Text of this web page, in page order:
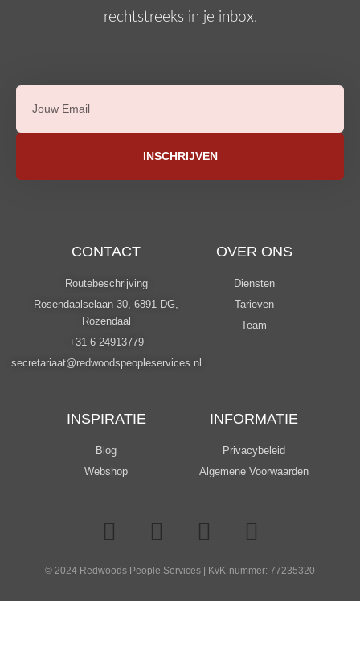
rechtstreeks in je inbox.
INSCHRIJVEN
CONTACT
Routebeschrijving
Rosendaalselaan 30, 6891 DG,
Rozendaal
+31 6 24913779
secretariaat@redwoodspeopleservices.nl
OVER ONS
Diensten
Tarieven
Team
INSPIRATIE
Blog
Webshop
INFORMATIE
Privacybeleid
Algemene Voorwaarden
© 2024 Redwoods People Services | KvK-nummer: 77235320